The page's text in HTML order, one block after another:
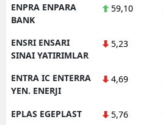
ENPRA ENPARA
BANK
59,10
ENSRI ENSARI
SINAI YATIRIMLAR
5,23
ENTRA IC ENTERRA
YEN. ENERJI
4,69
EPLAS EGEPLAST 5,76